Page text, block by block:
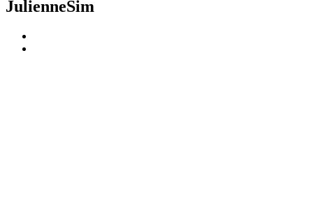
JulienneSim